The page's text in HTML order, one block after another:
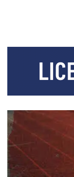
o
n
k